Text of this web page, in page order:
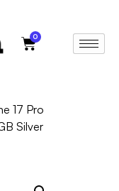
0
17 Pro
Silver